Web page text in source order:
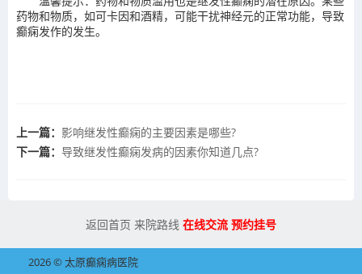
药物和物质，如可卡因和酒精，可能干扰神经元的正常功能，导致
癫痫发作的发生。
上一篇： 影响继发性癫痫的主要因素是哪些?
下一篇： 导致继发性癫痫发病的因素你知道几点?
返回首页 来院路线 在线交流 预约挂号
2026 © 太原癫痫病医院